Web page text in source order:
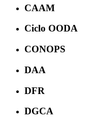
CAAM
Ciclo OODA
CONOPS
DAA
DFR
DGCA